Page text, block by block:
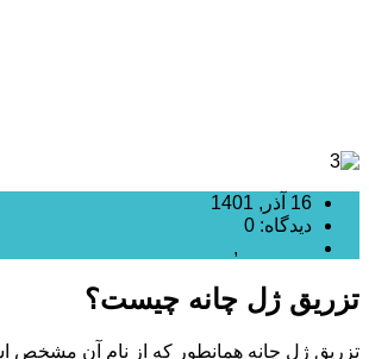
16 آذر, 1401
دیدگاه: 0
,
تزریق ژل چانه چیست؟
تزریق ژل چانه همانطور که از نام آن مشخص